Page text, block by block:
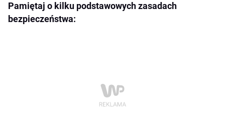
Pamiętaj o kilku podstawowych zasadach
bezpieczeństwa: